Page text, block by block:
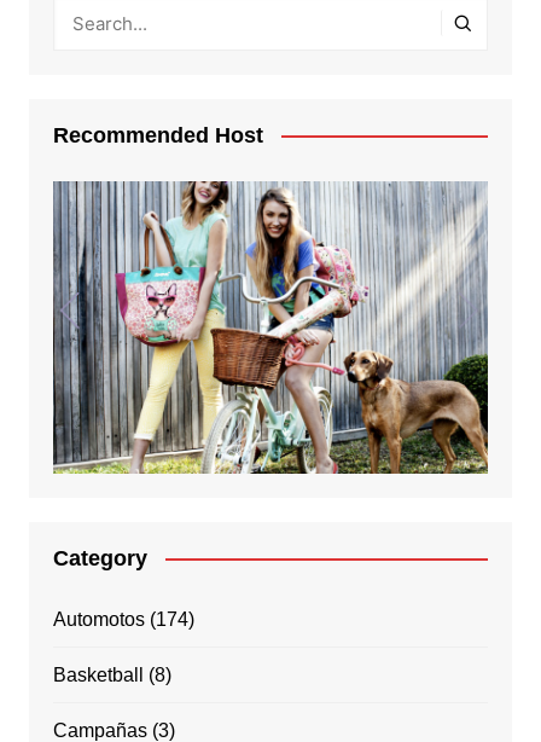
Recommended Host
Category
Automotos(174)
Basketball (8)
Campañas(3)